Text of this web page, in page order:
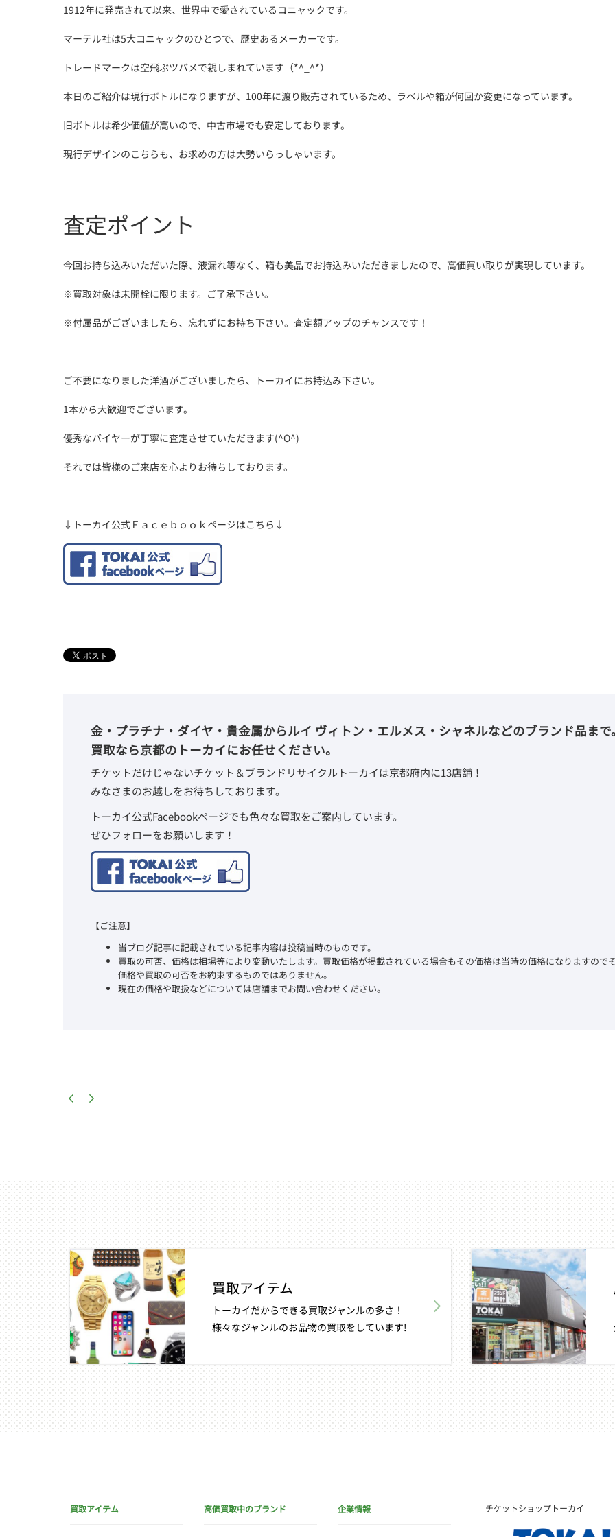
1912年に発売されて以来、世界中で愛されているコニャックです。
マーテル社は5大コニャックのひとつで、歴史あるメーカーです。
トレードマークは空飛ぶツバメで親しまれています（*^_^*）
本日のご紹介は現行ボトルになりますが、100年に渡り販売されているため、ラベルや箱が何回か変更になっています。
旧ボトルは希少価値が高いので、中古市場でも安定しております。
現行デザインのこちらも、お求めの方は大勢いらっしゃいます。
査定ポイント
今回お持ち込みいただいた際、液漏れ等なく、箱も美品でお持込みいただきましたので、高価買い取りが実現しています。
※買取対象は未開栓に限ります。ご了承下さい。
※付属品がございましたら、忘れずにお持ち下さい。査定額アップのチャンスです！
ご不要になりました洋酒がございましたら、トーカイにお持込み下さい。
1本から大歓迎でございます。
優秀なバイヤーが丁寧に査定させていただきます(^O^)
それでは皆様のご来店を心よりお待ちしております。
↓トーカイ公式Ｆａｃｅｂｏｏｋページはこちら↓
金・プラチナ・ダイヤ・貴金属からルイ ヴィトン・エルメス・シャネルなどのブランド品まで
買取なら京都のトーカイにお任せください。
チケットだけじゃないチケット＆ブランドリサイクルトーカイは京都府内に13店舗！
みなさまのお越しをお待ちしております。
トーカイ公式Facebookページでも色々な買取をご案内しています。
ぜひフォローをお願いします！
【ご注意】
当ブログ記事に記載されている記事内容は投稿当時のものです。
買取の可否、価格は相場等により変動いたします。買取価格が掲載されている場合もその価格は当時の価格になりますので
価格や買取の可否をお約束するものではありません。
現在の価格や取扱などについては店舗までお問い合わせください。
買取アイテム
トーカイだからできる買取ジャンルの多さ！
様々なジャンルのお品物の買取をしています!
買取アイテム 高価買取中のブランド 企業情報 チケットショップトーカイ